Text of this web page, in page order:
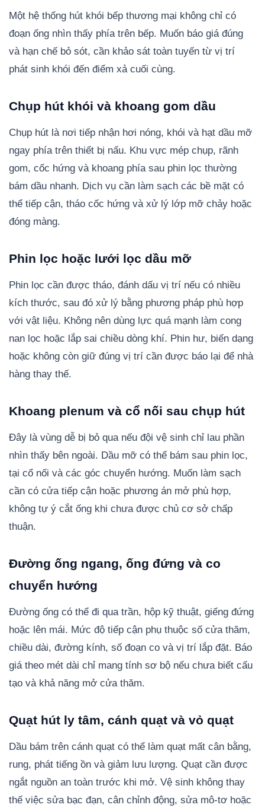
Một hệ thống hút khói bếp thương mại không chỉ có
đoạn ống nhìn thấy phía trên bếp. Muốn báo giá đúng
và hạn chế bỏ sót, cần khảo sát toàn tuyến từ vị trí
phát sinh khói đến điểm xả cuối cùng.
Chụp hút khói và khoang gom dầu
Chụp hút là nơi tiếp nhận hơi nóng, khói và hạt dầu mỡ
ngay phía trên thiết bị nấu. Khu vực mép chụp, rãnh
gom, cốc hứng và khoang phía sau phin lọc thường
bám dầu nhanh. Dịch vụ cần làm sạch các bề mặt có
thể tiếp cận, tháo cốc hứng và xử lý lớp mỡ chảy hoặc
đóng màng.
Phin lọc hoặc lưới lọc dầu mỡ
Phin lọc cần được tháo, đánh dấu vị trí nếu có nhiều
kích thước, sau đó xử lý bằng phương pháp phù hợp
với vật liệu. Không nên dùng lực quá mạnh làm cong
nan lọc hoặc lắp sai chiều dòng khí. Phin hư, biến dạng
hoặc không còn giữ đúng vị trí cần được báo lại để nhà
hàng thay thế.
Khoang plenum và cổ nối sau chụp hút
Đây là vùng dễ bị bỏ qua nếu đội vệ sinh chỉ lau phần
nhìn thấy bên ngoài. Dầu mỡ có thể bám sau phin lọc,
tại cổ nối và các góc chuyển hướng. Muốn làm sạch
cần có cửa tiếp cận hoặc phương án mở phù hợp,
không tự ý cắt ống khi chưa được chủ cơ sở chấp
thuận.
Đường ống ngang, ống đứng và co
chuyển hướng
Đường ống có thể đi qua trần, hộp kỹ thuật, giếng đứng
hoặc lên mái. Mức độ tiếp cận phụ thuộc số cửa thăm,
chiều dài, đường kính, số đoạn co và vị trí lắp đặt. Báo
giá theo mét dài chỉ mang tính sơ bộ nếu chưa biết cấu
tạo và khả năng mở cửa thăm.
Quạt hút ly tâm, cánh quạt và vỏ quạt
Dầu bám trên cánh quạt có thể làm quạt mất cân bằng,
rung, phát tiếng ồn và giảm lưu lượng. Quạt cần được
ngắt nguồn an toàn trước khi mở. Vệ sinh không thay
thế việc sửa bạc đạn, cân chỉnh động, sửa mô-tơ hoặc